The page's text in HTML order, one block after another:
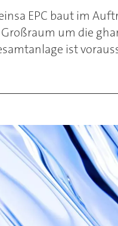
EPC baut im
um die
ist